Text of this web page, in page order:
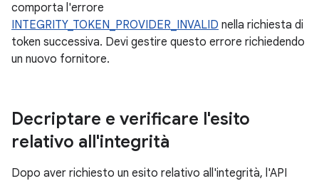
comporta l'errore
INTEGRITY_TOKEN_PROVIDER_INVALID nella richiesta di
token successiva. Devi gestire questo errore richiedendo
un nuovo fornitore.
Decriptare e verificare l'esito
relativo all'integrità
Dopo aver richiesto un esito relativo all'integrità, l'API